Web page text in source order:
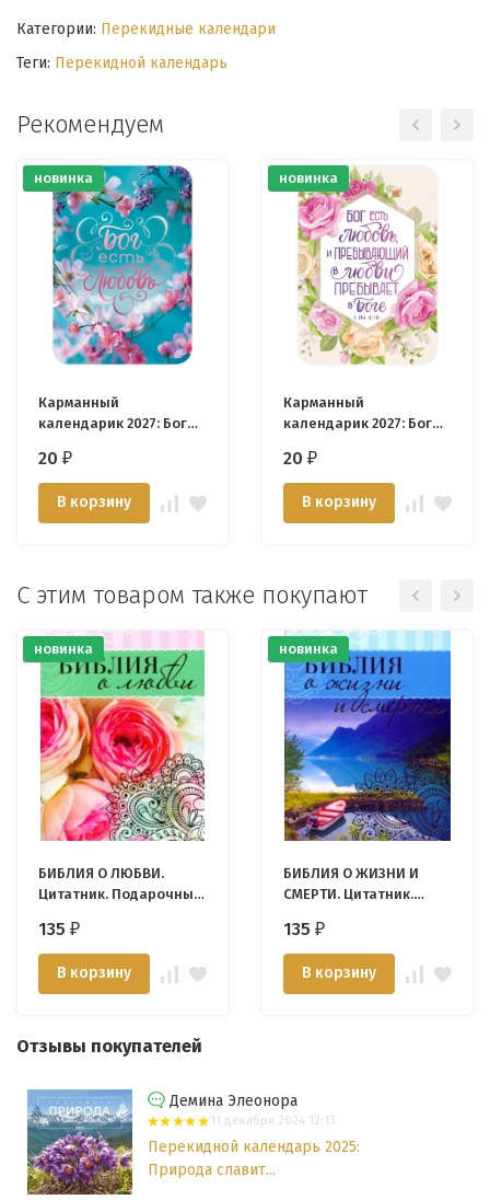
Категории: Перекидные календари
Теги: Перекидной календарь
Рекомендуем
новинка
Карманный
календарик 2027: Бог
20 ₽
В корзину
новинка
Карманный
календарик 2027: Бог
пребывающий в любви
пребывает в Боге
20 ₽
В корзину
С этим товаром также покупают
новинка
БИБЛИЯ О ЛЮБВИ.
Цитатник. Подарочный
135 ₽
В корзину
новинка
БИБЛИЯ О ЖИЗНИ И
СМЕРТИ. Цитатник.
135 ₽
В корзину
Отзывы покупателей
Демина Элеонора
11 декабря 2024 12:13
Перекидной календарь 2025:
Природа славит...